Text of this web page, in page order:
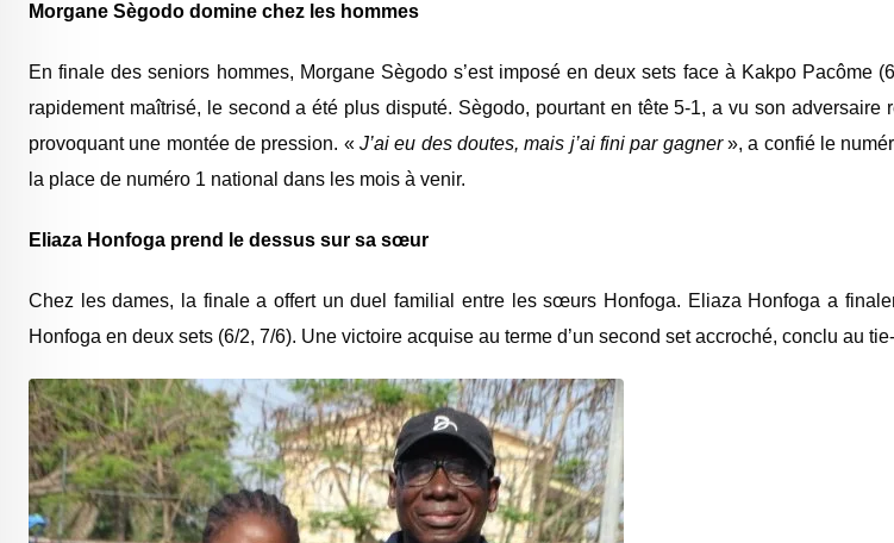
Morgane Sègodo domine chez les hommes
En finale des seniors hommes, Morgane Sègodos’est imposé en deux sets face à Kakpo Pacôme
rapidement maîtrisé, le second a été plus disputé. Sègodo, pourtant en tête 5-1, a vu son adversaire
provoquant une montée de pression. « J’ai eu des doutes, mais j’ai fini par gagner», a confié le
la place de numéro 1 national dans les mois à venir.
Eliaza Honfoga prend le dessus sur sa sœur
Chez les dames, la finale a offert un duel familial entre les sœurs Honfoga. Eliaza Honfoga a
Honfoga en deux sets (6/2, 7/6). Une victoire acquise au terme d’un second set accroché, conclu au